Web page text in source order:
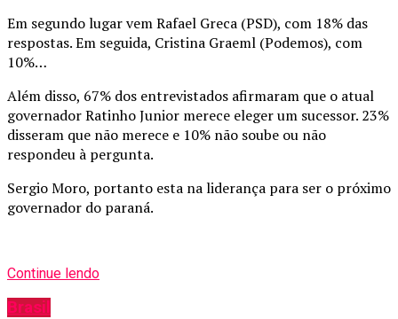
Em segundo lugar vem Rafael Greca (PSD), com 18% das
respostas. Em seguida, Cristina Graeml (Podemos), com
10%…
Além disso, 67% dos entrevistados afirmaram que o atual
governador Ratinho Junior merece eleger um sucessor. 23%
disseram que não merece e 10% não soube ou não
respondeu à pergunta.
Sergio Moro, portanto esta na liderança para ser o próximo
governador do paraná.
Continue lendo
Brasil